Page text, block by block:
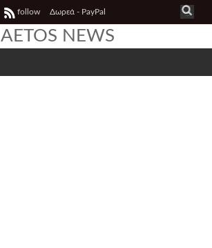
follow Δωρεά - PayPal
AETOS NEWS